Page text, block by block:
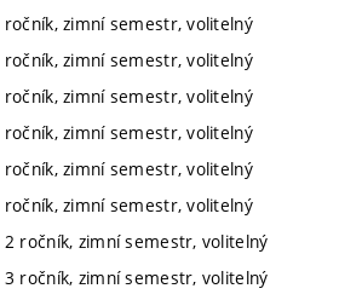
ročník, zimní semestr, volitelný
ročník, zimní semestr, volitelný
ročník, zimní semestr, volitelný
ročník, zimní semestr, volitelný
ročník, zimní semestr, volitelný
ročník, zimní semestr, volitelný
2 ročník, zimní semestr, volitelný
3 ročník, zimní semestr, volitelný